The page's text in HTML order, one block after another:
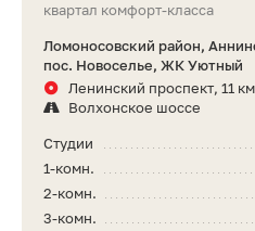
квартал комфорт-класса
Ломоносовский район,
пос. Новоселье, ЖК Уютный
Ленинский проспект, 11 км
Волхонское шоссе
Студии
1-комн.
2-комн.
3-комн.